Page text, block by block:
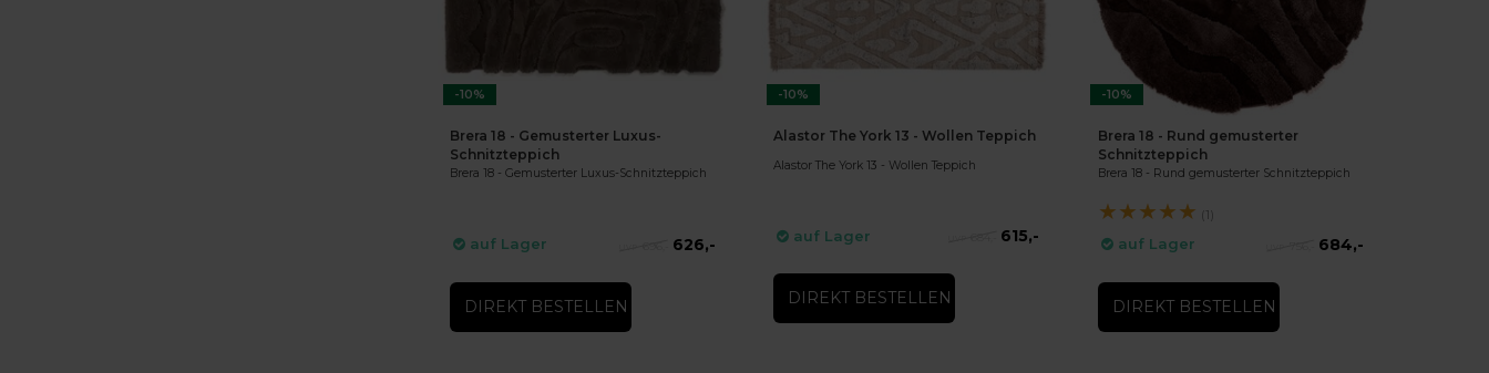
-10%
Brera 18 - Gemusterter Luxus-
Schnitzteppich
Brera 18 - Gemusterter Luxus-Schnitzteppich
auf Lager 626,-
DIREKT BESTELLEN
-10%
Alastor The York 13 - Wollen Teppich
Alastor The York 13 - Wollen Teppich
auf Lager 615,-
DIREKT BESTELLEN
-10%
Brera 18 - Rund gemusterter
Schnitzteppich
Brera 18 - Rund gemusterter Schnitzteppich
★★★★★ (1)
auf Lager 684,-
DIREKT BESTELLEN